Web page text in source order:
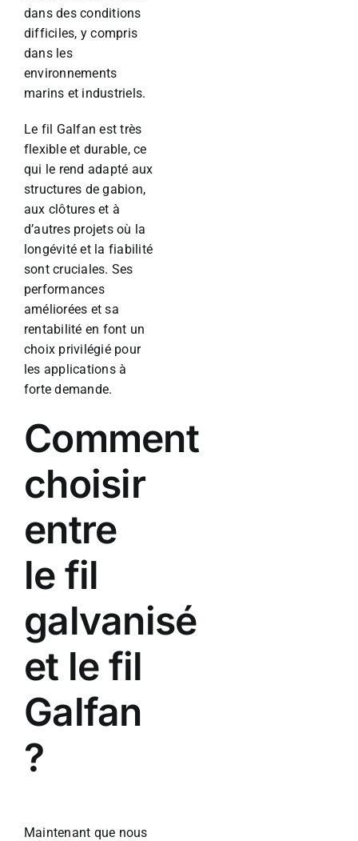
dans des conditions
difficiles, y compris
dans les
environnements
marins et industriels.
Le fil Galfan est très
flexible et durable, ce
qui le rend adapté aux
structures de gabion,
aux clôtures et à
d’autres projets où la
longévité et la fiabilité
sont cruciales. Ses
performances
améliorées et sa
rentabilité en font un
choix privilégié pour
les applications à
forte demande.
Comment
choisir
entre
le fil
galvanisé
et le fil
Galfan
?
Maintenant que nous